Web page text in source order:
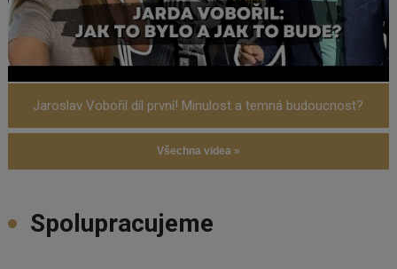
Jaroslav Vobořil díl první! Minulost a temná budoucnost?
Všechna videa »
Spolupracujeme